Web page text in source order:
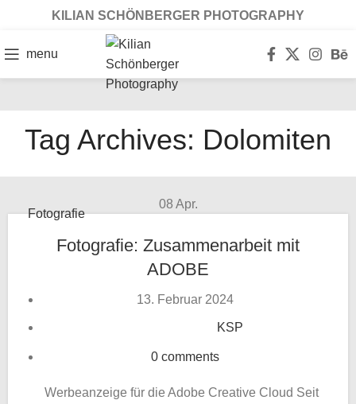
KILIAN SCHÖNBERGER PHOTOGRAPHY
menu
Tag Archives: Dolomiten
08 Apr.
Fotografie
Fotografie: Zusammenarbeit mit
ADOBE
13. Februar 2024
KSP
0 comments
Werbeanzeige für die Adobe Creative Cloud Seit